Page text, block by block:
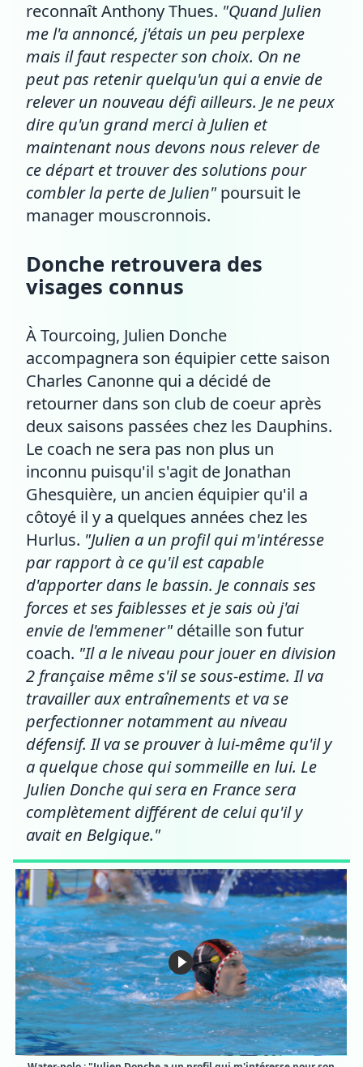
reconnaît Anthony Thues. "Quand Julien
me l'a annoncé, j'étais un peu perplexe
mais il faut respecter son choix. On ne
peut pas retenir quelqu'un qui a envie de
relever un nouveau défi ailleurs. Je ne peux
dire qu'un grand merci à Julien et
maintenant nous devons nous relever de
ce départ et trouver des solutions pour
combler la perte de Julien" poursuit le
manager mouscronnois.
Donche retrouvera des
visages connus
À Tourcoing, Julien Donche
accompagnera son équipier cette saison
Charles Canonne qui a décidé de
retourner dans son club de coeur après
deux saisons passées chez les Dauphins.
Le coach ne sera pas non plus un
inconnu puisqu'il s'agit de Jonathan
Ghesquière, un ancien équipier qu'il a
côtoyé il y a quelques années chez les
Hurlus. "Julien a un profil qui m'intéresse
par rapport à ce qu'il est capable
d'apporter dans le bassin. Je connais ses
forces et ses faiblesses et je sais où j'ai
envie de l'emmener" détaille son futur
coach. "Il a le niveau pour jouer en division
2 française même s'il se sous-estime. Il va
travailler aux entraînements et va se
perfectionner notamment au niveau
défensif. Il va se prouver à lui-même qu'il y
a quelque chose qui sommeille en lui. Le
Julien Donche qui sera en France sera
complètement différent de celui qu'il y
avait en Belgique."